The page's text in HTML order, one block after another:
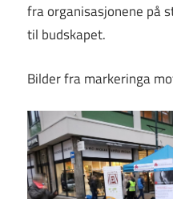
fra organisasjonene på
til budskapet.
Bilder fra markeringa